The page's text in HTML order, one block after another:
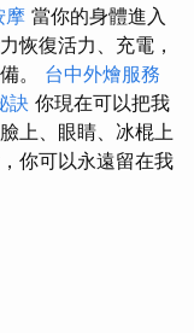
摩 當你的身體進入
恢復活力、充電，
。 台中外燴服務
訣 你現在可以把我
上、眼睛、冰棍上
你可以永遠留在我